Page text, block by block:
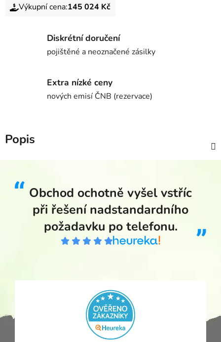
Výkupní cena:145 024 Kč
Diskrétní doručení
pojištěné a neoznačené zásilky
Extra nízké ceny
nových emisí ČNB (rezervace)
Popis
Obchod ochotně vyšel vstříc
při řešení nadstandardního
požadavku po telefonu.